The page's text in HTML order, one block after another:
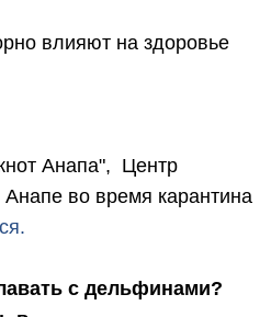
влияют на здоровье
Анапа", Центр
во время карантина
с дельфинами?